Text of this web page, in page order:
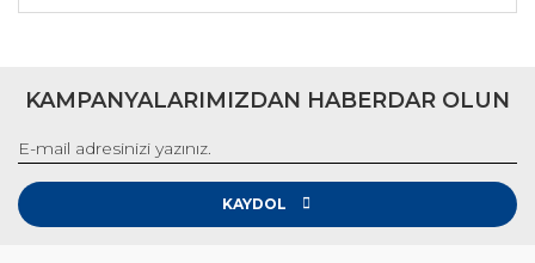
KAMPANYALARIMIZDAN HABERDAR OLUN
KAYDOL